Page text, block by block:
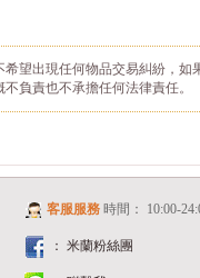
望出現任何物品交易糾紛，如
負責也不承擔任何法律責任。
客服服務時間： 10:00-
： 米蘭粉絲團